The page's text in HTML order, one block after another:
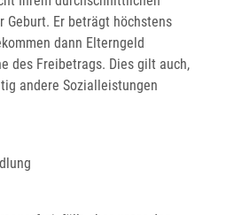
Geburt. Er beträgt höchstens
dann Elterngeld
des Freibetrags. Dies gilt auch,
andere Sozialleistungen